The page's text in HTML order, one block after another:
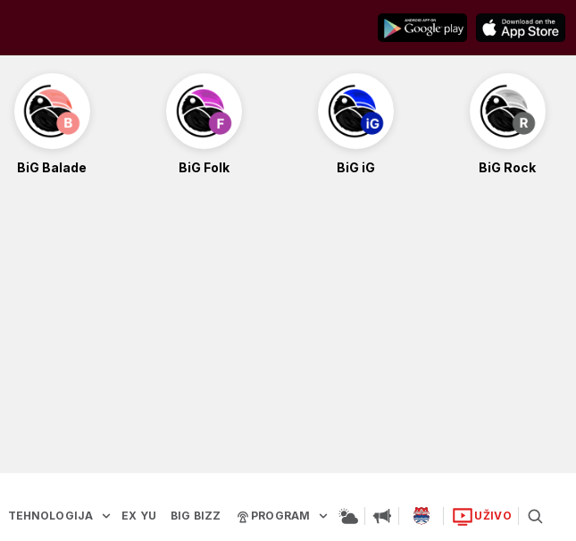
BiG Balade BiG Folk BiG iG BiG Rock
TEHNOLOGIJA EX YU BIG BIZZ PROGRAM UŽIVO